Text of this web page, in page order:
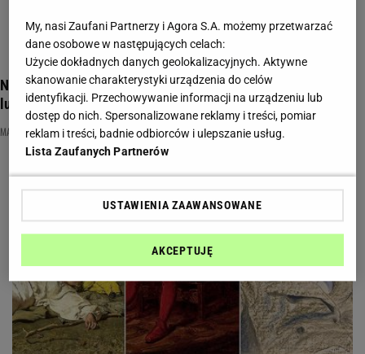
Nie znasz tych obrazów? Masz się czego wstydzić! 12/12 dla
ludzi kultury
MALARSTWO MALARZ OBRAZY
My, nasi Zaufani Partnerzy i Agora S.A. możemy przetwarzać
dane osobowe w następujących celach:
Użycie dokładnych danych geolokalizacyjnych. Aktywne
skanowanie charakterystyki urządzenia do celów
identyfikacji. Przechowywanie informacji na urządzeniu lub
dostęp do nich. Spersonalizowane reklamy i treści, pomiar
reklam i treści, badnie odbiorców i ulepszanie usług.
Lista Zaufanych Partnerów
USTAWIENIA ZAAWANSOWANE
AKCEPTUJĘ